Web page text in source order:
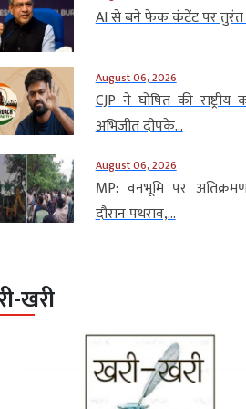
AI से बने फेक कंटेंट पर तुरंत
August 06, 2026
CJP ने घोषित की राष्ट्रीय
अभिजीत दीपके...
August 06, 2026
MP: वनभूमि पर
दौरान पथराव,...
खरी